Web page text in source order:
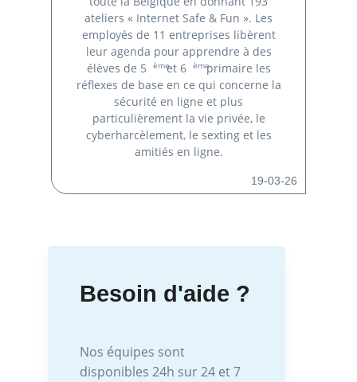
ateliers « Internet Safe & Fun ». Les
employés de 11 entreprises libèrent
leur agenda pour apprendre à des
élèves de 5
èmeet 6 èmeprimaire les
réflexes de base en ce qui concerne la
sécurité en ligne et plus
particulièrement la vie privée, le
cyberharcèlement, le sexting et les
amitiés en ligne.
19-03-26
Besoin d'aide ?
Nos équipes sont
disponibles 24h sur 24 et 7